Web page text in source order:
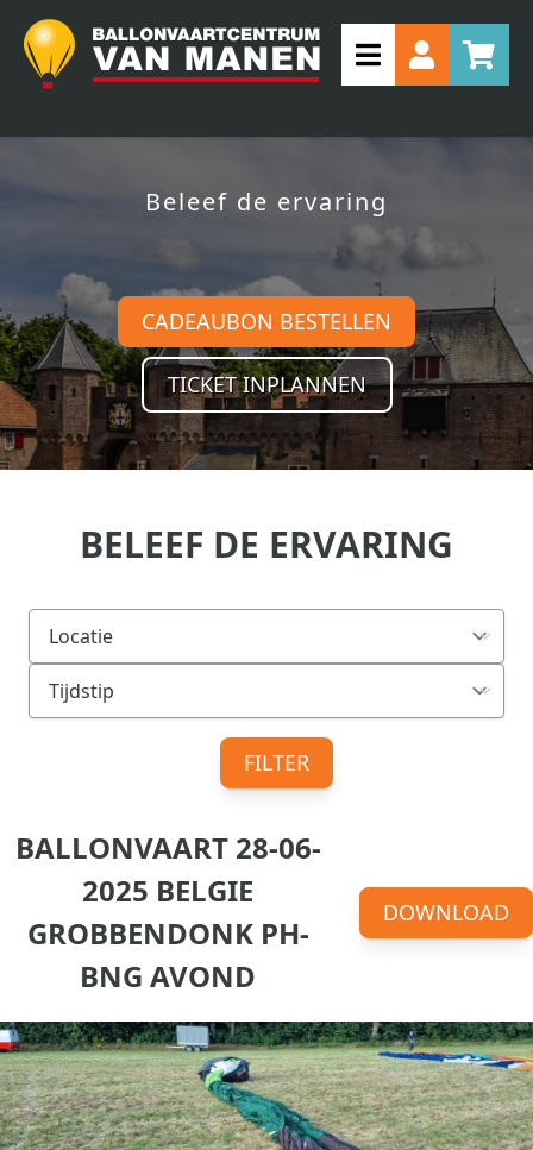
Beleef de ervaring
CADEAUBON BESTELLEN
TICKET INPLANNEN
BELEEF DE ERVARING
FILTER
BALLONVAART 28-06-
2025 BELGIE
GROBBENDONK PH-
BNG AVOND
DOWNLOAD